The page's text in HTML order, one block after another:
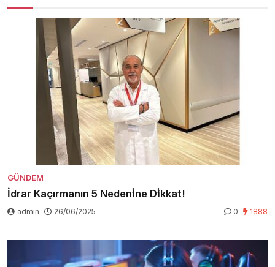
GÜNDEM
İdrar Kaçırmanın 5 Nedeni̇ne Di̇kkat!
admin 26/06/2025 0 1888